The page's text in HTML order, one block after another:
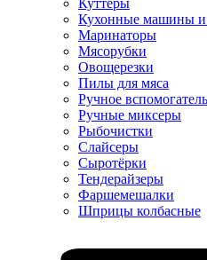
Куттеры
Кухонные машины и
Маринаторы
Мясорубки
Овощерезки
Пилы для мяса
Ручное
Ручные миксеры
Рыбочистки
Слайсеры
Сыротёрки
Тендерайзеры
Фаршемешалки
Шприцы колбасные